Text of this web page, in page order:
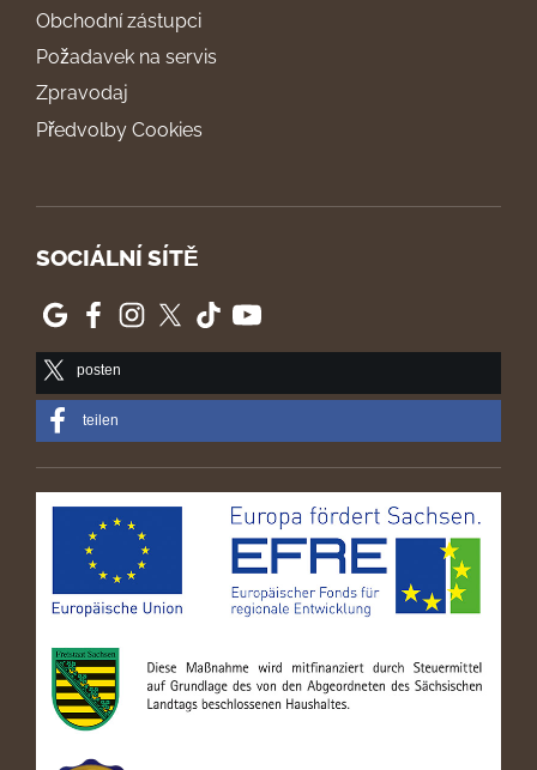
Obchodní zástupci
Požadavek na servis
Zpravodaj
Předvolby Cookies
SOCIÁLNÍ SÍTĚ
posten
teilen